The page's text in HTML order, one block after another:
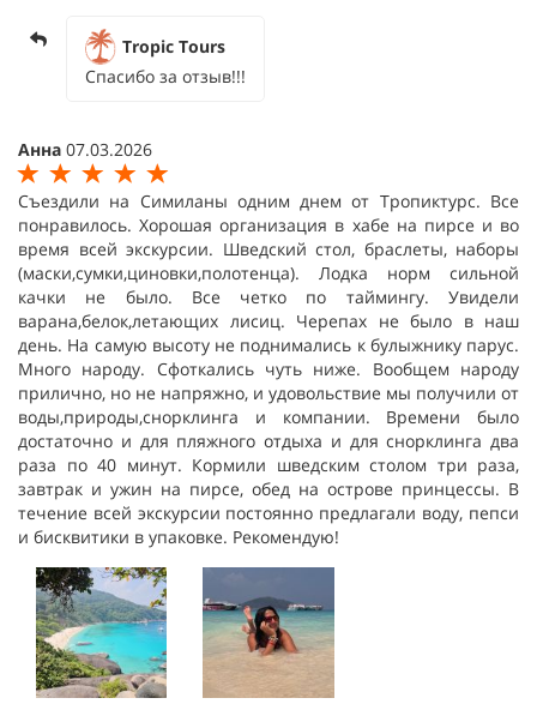
Tropic Tours
Спасибо за отзыв!!!
Анна 07.03.2026
Съездили на Симиланы одним днем от Тропиктурс. Все
понравилось. Хорошая организация в хабе на пирсе и во
время всей экскурсии. Шведский стол, браслеты, наборы
(маски,сумки,циновки,полотенца). Лодка норм сильной
качки не было. Все четко по таймингу. Увидели
варана,белок,летающих лисиц. Черепах не было в наш
день. На самую высоту не поднимались к булыжнику парус.
Много народу. Сфоткались чуть ниже. Вообщем народу
прилично, но не напряжно, и удовольствие мы получили от
воды,природы,снорклинга и компании. Времени было
достаточно и для пляжного отдыха и для снорклинга два
раза по 40 минут. Кормили шведским столом три раза,
завтрак и ужин на пирсе, обед на острове принцессы. В
течение всей экскурсии постоянно предлагали воду, пепси
и бисквитики в упаковке. Рекомендую!